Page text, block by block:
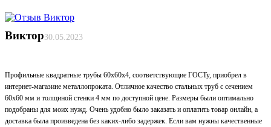
Виктор30.05.2023
Профильные квадратные трубы 60х60х4, соответствующие ГОСТу, приобрел в
интернет-магазине металлопроката. Отличное качество стальных труб с сечением
60х60 мм и толщиной стенки 4 мм по доступной цене. Размеры были оптимально
подобраны для моих нужд. Очень удобно было заказать и оплатить товар онлайн, а
доставка была произведена без каких-либо задержек. Если вам нужны качественные